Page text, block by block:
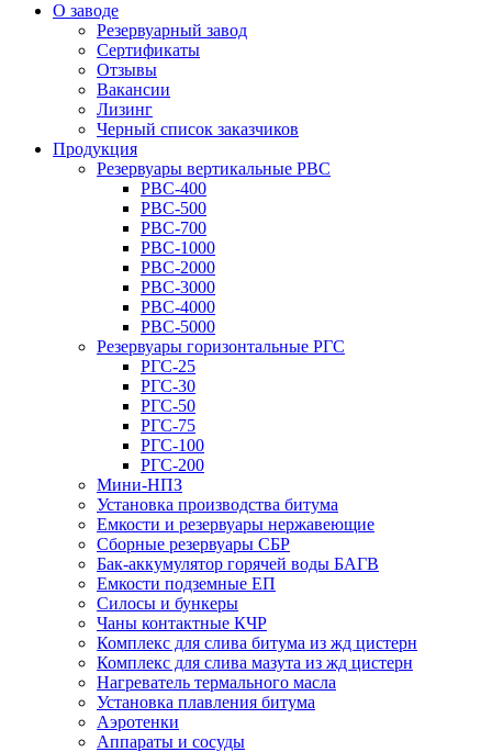
О заводе
Резервуарный завод
Сертификаты
Отзывы
Вакансии
Лизинг
Черный список заказчиков
Продукция
Резервуары вертикальные РВС
РВС-400
РВС-500
РВС-700
РВС-1000
РВС-2000
РВС-3000
РВС-4000
РВС-5000
Резервуары горизонтальные РГС
РГС-25
РГС-30
РГС-50
РГС-75
РГС-100
РГС-200
Мини-НПЗ
Установка производства битума
Емкости и резервуары нержавеющие
Сборные резервуары СБР
Бак-аккумулятор горячей воды БАГВ
Емкости подземные ЕП
Силосы и бункеры
Чаны контактные КЧР
Комплекс для слива битума из жд цистерн
Комплекс для слива мазута из жд цистерн
Нагреватель термального масла
Установка плавления битума
Аэротенки
Аппараты и сосуды